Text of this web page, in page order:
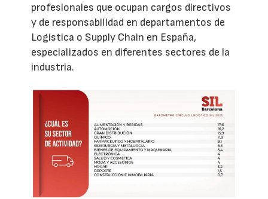
profesionales que ocupan cargos directivos
y de responsabilidad en departamentos de
Logística o Supply Chain en España,
especializados en diferentes sectores de la
industria.